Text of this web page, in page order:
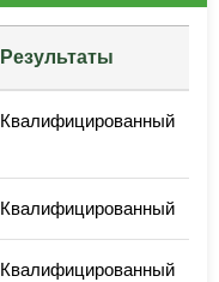
Результаты
Квалифицированный
Квалифицированный
Квалифицированный